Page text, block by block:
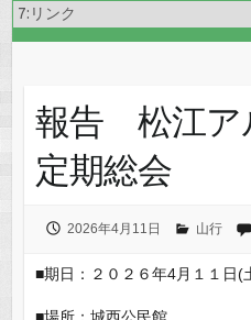
報告 松江ア
定期総会
2026年4月11日 山行
■期日：２０２６年4月１１日